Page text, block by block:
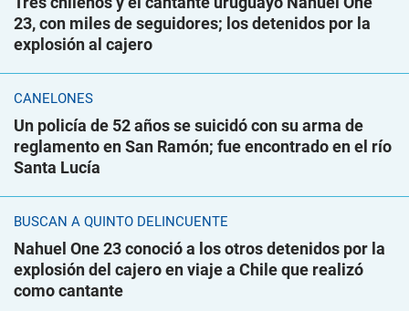
23, con miles de seguidores; los detenidos por la
explosión al cajero
CANELONES
Un policía de 52 años se suicidó con su arma de
reglamento en San Ramón; fue encontrado en el río
Santa Lucía
BUSCAN A QUINTO DELINCUENTE
Nahuel One 23 conoció a los otros detenidos por la
explosión del cajero en viaje a Chile que realizó
como cantante